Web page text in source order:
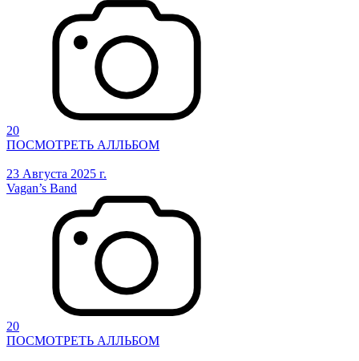
20
ПОСМОТРЕТЬ АЛЛЬБОМ
23 Августа 2025 г.
Vagan’s Band
20
ПОСМОТРЕТЬ АЛЛЬБОМ